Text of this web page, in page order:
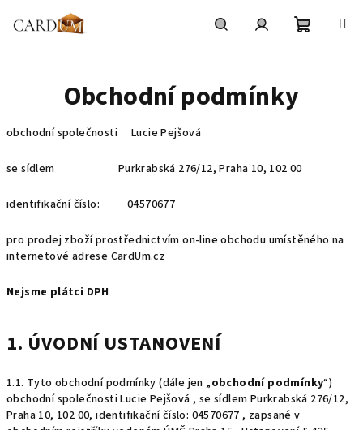
Obchodní podmínky
obchodní společnosti Lucie Pejšová
se sídlem Purkrabská 276/12, Praha 10, 102 00
identifikační číslo: 04570677
pro prodej zboží prostřednictvím on-line obchodu umístěného na
internetové adrese CardUm.cz
Nejsme plátci DPH
1. ÚVODNÍ USTANOVENÍ
1.1. Tyto obchodní podmínky (dále jen „obchodní podmínky“)
obchodní společnosti Lucie Pejšová , se sídlem Purkrabská 276/12,
Praha 10, 102 00, identifikační číslo: 04570677 , zapsané v